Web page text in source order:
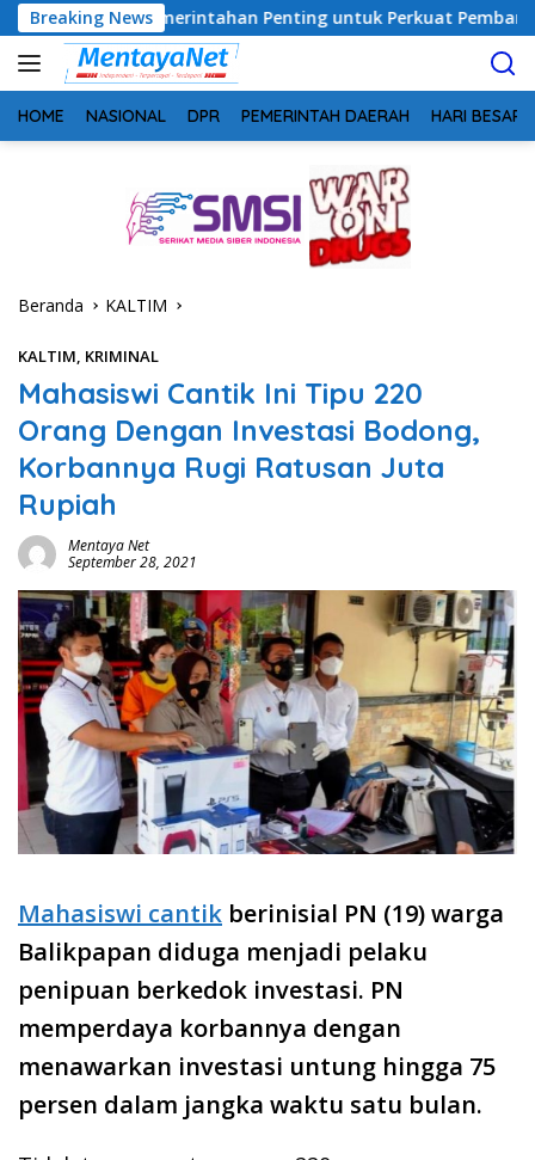
Langsung
ke
konten
Breaking NewsPenting untuk Perkuat Pembangunan Desa
HOME NASIONAL DPR PEMERINTAH DAERAH HARI BESAR
Beranda KALTIM
KALTIM, KRIMINAL
Mahasiswi Cantik Ini Tipu 220
Orang Dengan Investasi Bodong,
Korbannya Rugi Ratusan Juta
Rupiah
Mentaya Net
September 28, 2021
Mahasiswi cantik berinisial PN (19) warga
Balikpapan diduga menjadi pelaku
penipuan berkedok investasi. PN
memperdaya korbannya dengan
menawarkan investasi untung hingga 75
persen dalam jangka waktu satu bulan.